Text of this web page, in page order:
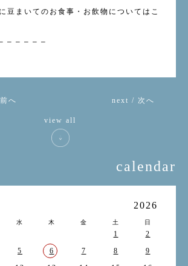
豆まいてのお食事・お飲物については こ
– – – – –
へ next / 次へ
view all
calendar
2026
水 木 金 土 日
1
2
5 6 7 8
9